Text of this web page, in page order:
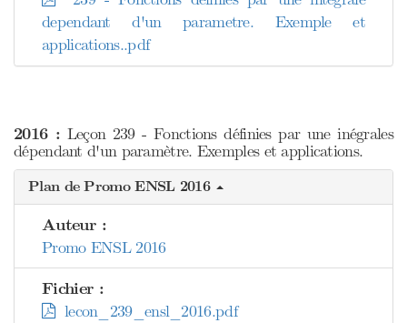
dependant d'un parametre. Exemple et
applications..pdf
2016 : Leçon 239 - Fonctions définies par une inégrales
dépendant d'un paramètre. Exemples et applications.
Plan de Promo ENSL 2016
Auteur :
Promo ENSL 2016
Fichier :
lecon_239_ensl_2016.pdf